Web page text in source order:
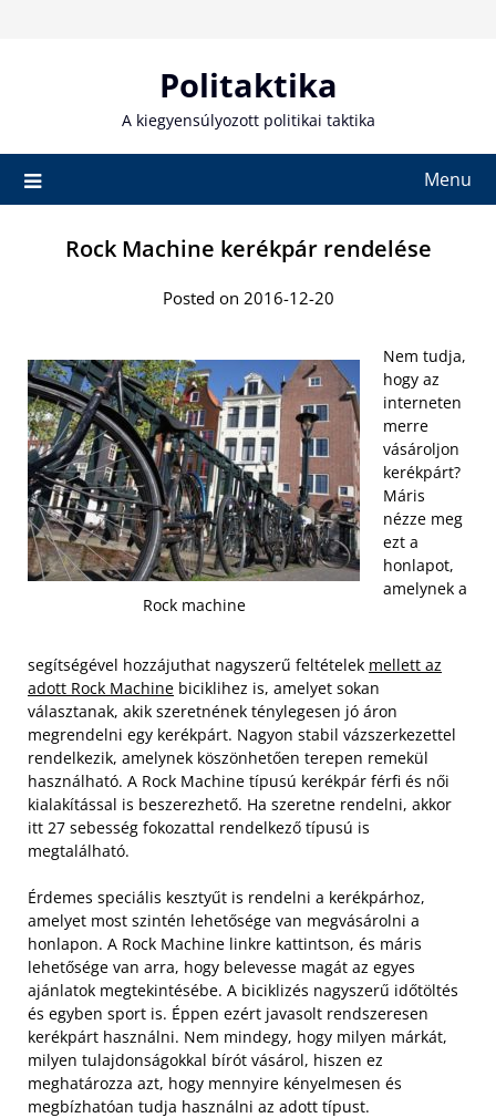
Politaktika
A kiegyensúlyozott politikai taktika
Menu
Rock Machine kerékpár rendelése
Posted on 2016-12-20
Rock machine
Nem tudja,
hogy az
interneten
merre
vásároljon
kerékpárt?
Máris
nézze meg
ezt a
honlapot,
amelynek a
segítségével hozzájuthat nagyszerű feltételek mellett az
adott Rock Machine biciklihez is, amelyet sokan
választanak, akik szeretnének ténylegesen jó áron
megrendelni egy kerékpárt. Nagyon stabil vázszerkezettel
rendelkezik, amelynek köszönhetően terepen remekül
használható. A Rock Machine típusú kerékpár férfi és női
kialakítással is beszerezhető. Ha szeretne rendelni, akkor
itt 27 sebesség fokozattal rendelkező típusú is
megtalálható.
Érdemes speciális kesztyűt is rendelni a kerékpárhoz,
amelyet most szintén lehetősége van megvásárolni a
honlapon. A Rock Machine linkre kattintson, és máris
lehetősége van arra, hogy belevesse magát az egyes
ajánlatok megtekintésébe. A biciklizés nagyszerű időtöltés
és egyben sport is. Éppen ezért javasolt rendszeresen
kerékpárt használni. Nem mindegy, hogy milyen márkát,
milyen tulajdonságokkal bírót vásárol, hiszen ez
meghatározza azt, hogy mennyire kényelmesen és
megbízhatóan tudja használni az adott típust.